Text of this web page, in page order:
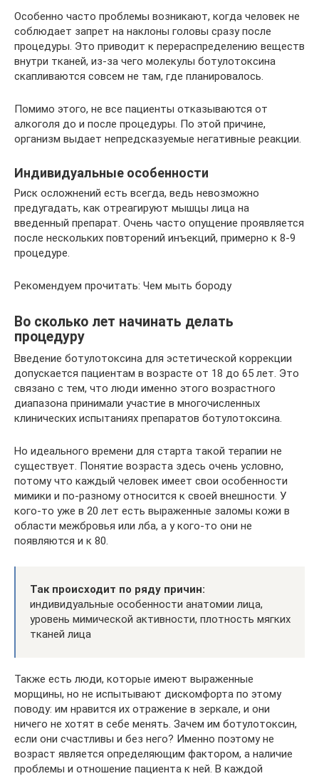
Особенно часто проблемы возникают, когда человек не
соблюдает запрет на наклоны головы сразу после
процедуры. Это приводит к перераспределению веществ
внутри тканей, из-за чего молекулы ботулотоксина
скапливаются совсем не там, где планировалось.
Помимо этого, не все пациенты отказываются от
алкоголя до и после процедуры. По этой причине,
организм выдает непредсказуемые негативные реакции.
Индивидуальные особенности
Риск осложнений есть всегда, ведь невозможно
предугадать, как отреагируют мышцы лица на
введенный препарат. Очень часто опущение проявляется
после нескольких повторений инъекций, примерно к 8-9
процедуре.
Рекомендуем прочитать: Чем мыть бороду
Во сколько лет начинать делать
процедуру
Введение ботулотоксина для эстетической коррекции
допускается пациентам в возрасте от 18 до 65 лет. Это
связано с тем, что люди именно этого возрастного
диапазона принимали участие в многочисленных
клинических испытаниях препаратов ботулотоксина.
Но идеального времени для старта такой терапии не
существует. Понятие возраста здесь очень условно,
потому что каждый человек имеет свои особенности
мимики и по-разному относится к своей внешности. У
кого-то уже в 20 лет есть выраженные заломы кожи в
области межбровья или лба, а у кого-то они не
появляются и к 80.
Так происходит по ряду причин:
индивидуальные особенности анатомии лица,
уровень мимической активности, плотность мягких
тканей лица
Также есть люди, которые имеют выраженные
морщины, но не испытывают дискомфорта по этому
поводу: им нравится их отражение в зеркале, и они
ничего не хотят в себе менять. Зачем им ботулотоксин,
если они счастливы и без него? Именно поэтому не
возраст является определяющим фактором, а наличие
проблемы и отношение пациента к ней. В каждой